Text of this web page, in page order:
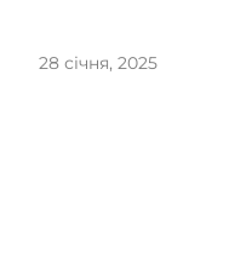
28 січня, 2025